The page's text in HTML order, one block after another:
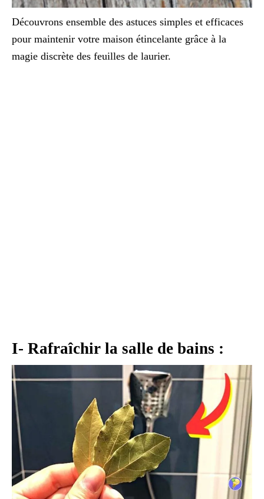
Découvrons ensemble des astuces simples et efficaces
pour maintenir votre maison étincelante grâce à la
magie discrète des feuilles de laurier.
I- Rafraîchir la salle de bains :